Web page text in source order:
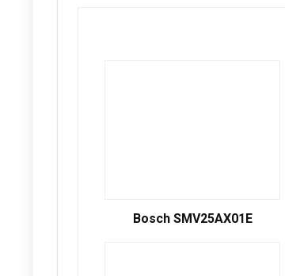
Bosch SMV25AX01E